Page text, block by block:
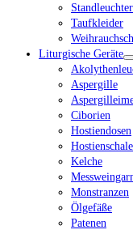
Standleuchter
Taufkleider
Liturgische Geräte
Aspergille
Ciborien
Hostiendosen
Kelche
Monstranzen
Ölgefäße
Patenen